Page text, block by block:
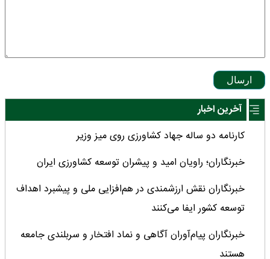
ارسال
آخرین اخبار
کارنامه دو ساله جهاد کشاورزی روی میز وزیر
خبرنگاران؛ راویان امید و پیشران توسعه کشاورزی ایران
خبرنگاران نقش ارزشمندی در هم‌افزایی ملی و پیشبرد اهداف
توسعه کشور ایفا می‌کنند
خبرنگاران پیام‌آوران آگاهى و نماد افتخار و سربلندى جامعه
هستند